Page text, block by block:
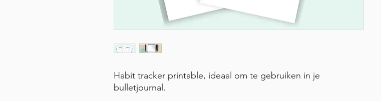
Habit tracker printable, ideaal om te gebruiken in je
bulletjournal.